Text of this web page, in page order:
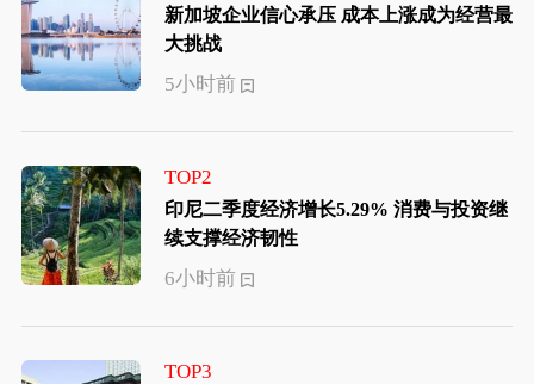
新加坡企业信心承压 成本上涨成为经营最
大挑战
5小时前
TOP2
印尼二季度经济增长5.29% 消费与投资继
续支撑经济韧性
6小时前
TOP3